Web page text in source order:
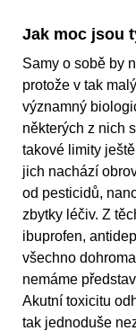
Jak moc jsou
Samy o sobě by
protože v tak
významný
některých z nich
takové limity
jich nachází
od pesticidů,
zbytky léčiv. Z
ibuprofen,
všechno
nemáme
Akutní toxicitu
tak jednoduše